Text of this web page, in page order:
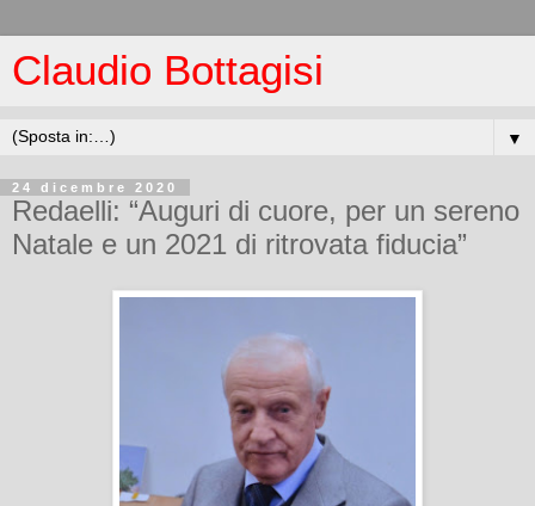
Claudio Bottagisi
▼
24 dicembre 2020
Redaelli: “Auguri di cuore, per un sereno
Natale e un 2021 di ritrovata fiducia”